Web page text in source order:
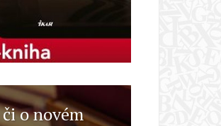
o novém